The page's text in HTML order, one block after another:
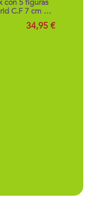
con 5 figuras
C.F 7 cm -
surtidos34,95 €